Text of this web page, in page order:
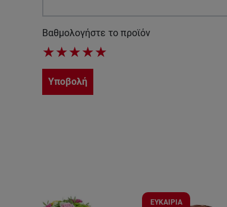
Βαθμολογήστε το προϊόν
★★★★★
Υποβολή
ΕΥΚΑΙΡΙΑ